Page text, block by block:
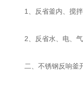
1、反省釜内、搅拌
2、反省水、电、气
二、不锈钢反响釜